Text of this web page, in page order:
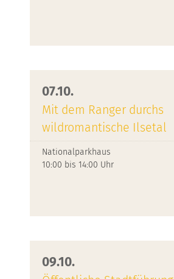
07.10.
Mit dem Ranger durchs
wildromantische Ilsetal
Nationalparkhaus
10:00 bis 14:00 Uhr
09.10.